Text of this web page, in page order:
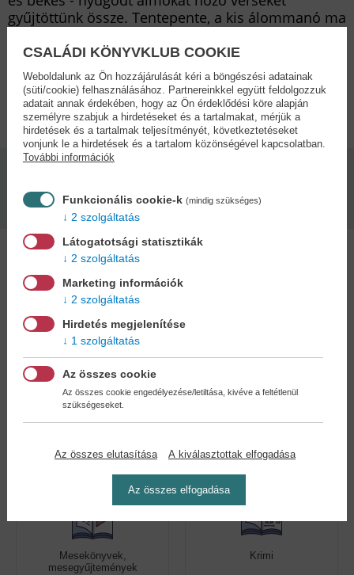
gyűjtöttünk össze. Tentepente, a kis álommanó ma
Szép álmokat!
Adatok
Leporelló
2026
Kedvenc kategóriák
kiadvány!
Mesekönyvek,
mesegyűjtemények
Krimi
CSALÁDI KÖNYVKLUB COOKIE
Weboldalunk az Ön hozzájárulását kéri a böngészési adatainak
(süti/cookie) felhasználásához. Partnereinkkel együtt feldolgozzuk
adatait annak érdekében, hogy az Ön érdeklődési köre alapján
személyre szabjuk a hirdetéseket és a tartalmakat, mérjük a
hirdetések és a tartalmak teljesítményét, következtetéseket
vonjunk le a hirdetések és a tartalom közönségével kapcsolatban.
További információk
Funkcionális cookie-k (mindig szükséges)
2 szolgáltatás
Látogatotsági statisztikák
2 szolgáltatás
Marketing információk
2 szolgáltatás
Hirdetés megjelenítése
1 szolgáltatás
Az összes cookie
Az összes cookie engedélyezése/letiltása, kivéve a feltétlenül
szükségeseket.
Az összes elutasítása A kiválasztottak elfogadása
Az összes elfogadása